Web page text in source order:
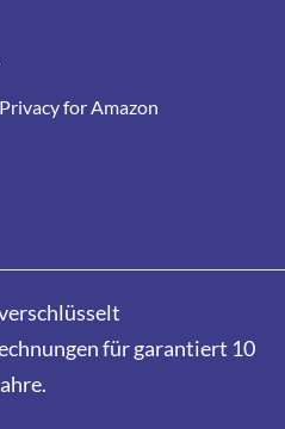
for Amazon
für garantiert 10